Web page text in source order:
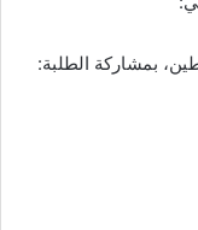
بمشاركة الطلبة: